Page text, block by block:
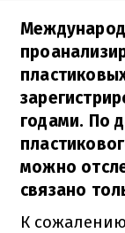
годами. По
можно
связано
К